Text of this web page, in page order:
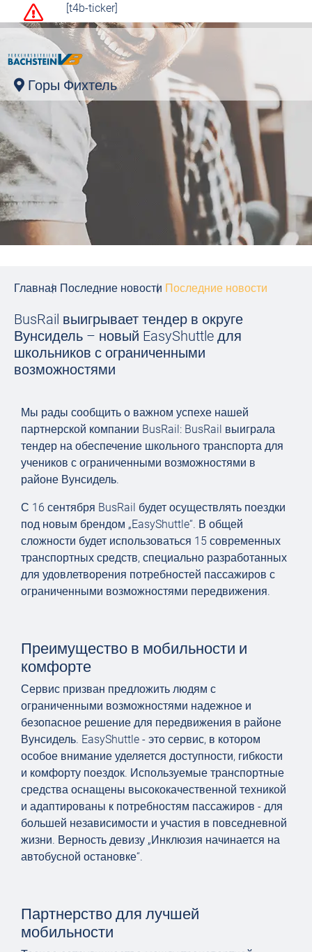
[t4b-ticker]
Горы Фихтель
Главная Последние новости Последние новости
BusRail выигрывает тендер в округе
Вунсидель – новый EasyShuttle для
школьников с ограниченными
возможностями
Мы рады сообщить о важном успехе нашей
партнерской компании BusRail: BusRail выиграла
тендер на обеспечение школьного транспорта для
учеников с ограниченными возможностями в
районе Вунсидель.
С 16 сентября BusRail будет осуществлять поездки
под новым брендом „EasyShuttle“. В общей
сложности будет использоваться 15 современных
транспортных средств, специально разработанных
для удовлетворения потребностей пассажиров с
ограниченными возможностями передвижения.
Преимущество в мобильности и
комфорте
Сервис призван предложить людям с
ограниченными возможностями надежное и
безопасное решение для передвижения в районе
Вунсидель. EasyShuttle - это сервис, в котором
особое внимание уделяется доступности, гибкости
и комфорту поездок. Используемые транспортные
средства оснащены высококачественной техникой
и адаптированы к потребностям пассажиров - для
большей независимости и участия в повседневной
жизни. Верность девизу „Инклюзия начинается на
автобусной остановке“.
Партнерство для лучшей
мобильности